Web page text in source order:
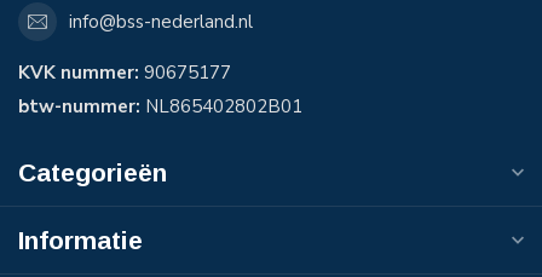
info@bss-nederland.nl
KVK nummer: 90675177
btw-nummer: NL865402802B01
Categorieën
Informatie